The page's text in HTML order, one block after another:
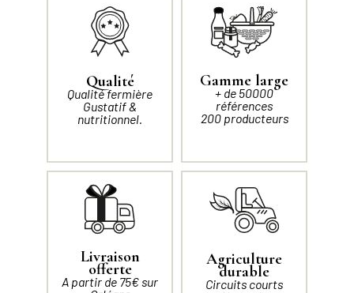
Qualité
Qualité fermière
Gustatif &
nutritionnel.
Gamme large
+ de 50000
références
200 producteurs
Livraison
offerte
A partir de 75€ sur
Agriculture
durable
Circuits courts